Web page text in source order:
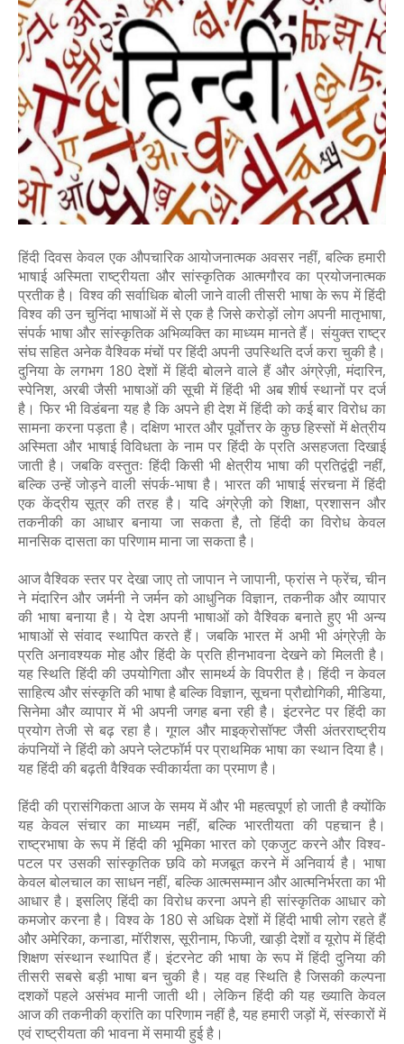
हिंदी दिवस केवल एक औपचारिक आयोजनात्मक अवसर नहीं, बल्कि हमारी
भाषाई अस्मिता राष्ट्रीयता और सांस्कृतिक आत्मगौरव का प्रयोजनात्मक
प्रतीक है। विश्व की सर्वाधिक बोली जाने वाली तीसरी भाषा के रूप में हिंदी
विश्व की उन चुनिंदा भाषाओं में से एक है जिसे करोड़ों लोग अपनी मातृभाषा,
संपर्क भाषा और सांस्कृतिक अभिव्यक्ति का माध्यम मानते हैं। संयुक्त राष्ट्र
संघ सहित अनेक वैश्विक मंचों पर हिंदी अपनी उपस्थिति दर्ज करा चुकी है।
दुनिया के लगभग 180 देशों में हिंदी बोलने वाले हैं और अंग्रेज़ी, मंदारिन,
स्पेनिश, अरबी जैसी भाषाओं की सूची में हिंदी भी अब शीर्ष स्थानों पर दर्ज
है। फिर भी विडंबना यह है कि अपने ही देश में हिंदी को कई बार विरोध का
सामना करना पड़ता है। दक्षिण भारत और पूर्वाेत्तर के कुछ हिस्सों में क्षेत्रीय
अस्मिता और भाषाई विविधता के नाम पर हिंदी के प्रति असहजता दिखाई
जाती है। जबकि वस्तुतः हिंदी किसी भी क्षेत्रीय भाषा की प्रतिद्वंद्वी नहीं,
बल्कि उन्हें जोड़ने वाली संपर्क-भाषा है। भारत की भाषाई संरचना में हिंदी
एक केंद्रीय सूत्र की तरह है। यदि अंग्रेज़ी को शिक्षा, प्रशासन और
तकनीकी का आधार बनाया जा सकता है, तो हिंदी का विरोध केवल
मानसिक दासता का परिणाम माना जा सकता है।
आज वैश्विक स्तर पर देखा जाए तो जापान ने जापानी, फ्रांस ने फ्रेंच, चीन
ने मंदारिन और जर्मनी ने जर्मन को आधुनिक विज्ञान, तकनीक और व्यापार
की भाषा बनाया है। ये देश अपनी भाषाओं को वैश्विक बनाते हुए भी अन्य
भाषाओं से संवाद स्थापित करते हैं। जबकि भारत में अभी भी अंग्रेज़ी के
प्रति अनावश्यक मोह और हिंदी के प्रति हीनभावना देखने को मिलती है।
यह स्थिति हिंदी की उपयोगिता और सामर्थ्य के विपरीत है। हिंदी न केवल
साहित्य और संस्कृति की भाषा है बल्कि विज्ञान, सूचना प्रौद्योगिकी, मीडिया,
सिनेमा और व्यापार में भी अपनी जगह बना रही है। इंटरनेट पर हिंदी का
प्रयोग तेजी से बढ़ रहा है। गूगल और माइक्रोसॉफ्ट जैसी अंतरराष्ट्रीय
कंपनियों ने हिंदी को अपने प्लेटफॉर्म पर प्राथमिक भाषा का स्थान दिया है।
यह हिंदी की बढ़ती वैश्विक स्वीकार्यता का प्रमाण है।
हिंदी की प्रासंगिकता आज के समय में और भी महत्वपूर्ण हो जाती है क्योंकि
यह केवल संचार का माध्यम नहीं, बल्कि भारतीयता की पहचान है।
राष्ट्रभाषा के रूप में हिंदी की भूमिका भारत को एकजुट करने और विश्व-
पटल पर उसकी सांस्कृतिक छवि को मजबूत करने में अनिवार्य है। भाषा
केवल बोलचाल का साधन नहीं, बल्कि आत्मसम्मान और आत्मनिर्भरता का भी
आधार है। इसलिए हिंदी का विरोध करना अपने ही सांस्कृतिक आधार को
कमजोर करना है। विश्व के 180 से अधिक देशों में हिंदी भाषी लोग रहते हैं
और अमेरिका, कनाडा, मॉरीशस, सूरीनाम, फिजी, खाड़ी देशों व यूरोप में हिंदी
शिक्षण संस्थान स्थापित हैं। इंटरनेट की भाषा के रूप में हिंदी दुनिया की
तीसरी सबसे बड़ी भाषा बन चुकी है। यह वह स्थिति है जिसकी कल्पना
दशकों पहले असंभव मानी जाती थी। लेकिन हिंदी की यह ख्याति केवल
आज की तकनीकी क्रांति का परिणाम नहीं है, यह हमारी जड़ों में, संस्कारों में
एवं राष्ट्रीयता की भावना में समायी हुई है।